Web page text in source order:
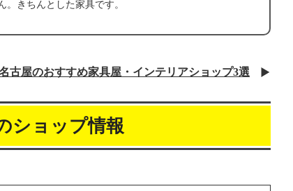
。きちんとした家具です。
古屋のおすすめ家具屋・インテリアショップ3選
ショップ情報